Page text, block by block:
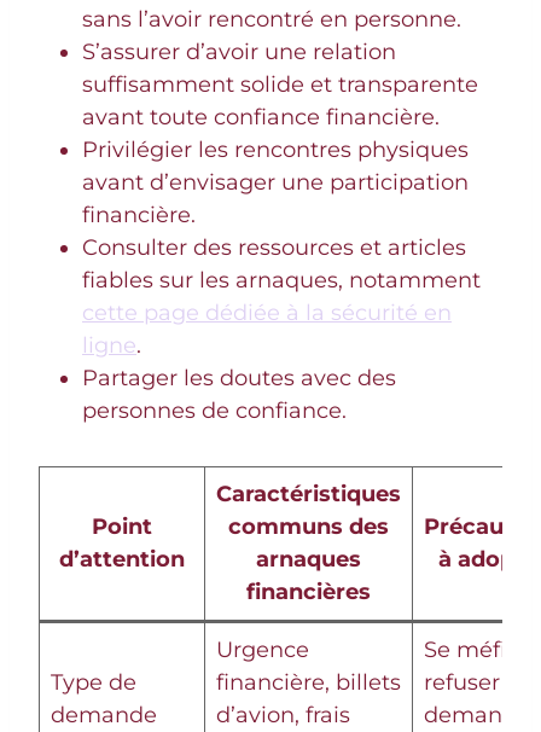
sans l’avoir rencontré en personne.
S’assurer d’avoir une relation
suffisamment solide et transparente
avant toute confiance financière.
Privilégier les rencontres physiques
avant d’envisager une participation
financière.
Consulter des ressources et articles
fiables sur les arnaques, notamment
cette page dédiée à la sécurité en
ligne.
Partager les doutes avec des
personnes de confiance.
Point
d’attention
Caractéristiques
communs des
arnaques
financières
à
Type de
demande
Urgence
financière, billets
d’avion, frais
Se méfier
refuser la
demande